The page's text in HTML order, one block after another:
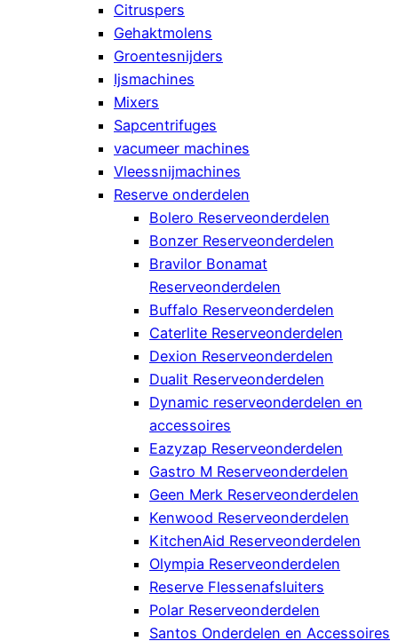
Citruspers
Gehaktmolens
Groentesnijders
Ijsmachines
Mixers
Sapcentrifuges
vacumeer machines
Vleessnijmachines
Reserve onderdelen
Bolero Reserveonderdelen
Bonzer Reserveonderdelen
Bravilor Bonamat
Reserveonderdelen
Buffalo Reserveonderdelen
Caterlite Reserveonderdelen
Dexion Reserveonderdelen
Dualit Reserveonderdelen
Dynamic reserveonderdelen en
accessoires
Eazyzap Reserveonderdelen
Gastro M Reserveonderdelen
Geen Merk Reserveonderdelen
Kenwood Reserveonderdelen
KitchenAid Reserveonderdelen
Olympia Reserveonderdelen
Reserve Flessenafsluiters
Polar Reserveonderdelen
Santos Onderdelen en Accessoires